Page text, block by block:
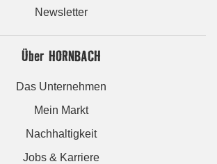
Newsletter
Über HORNBACH
Das Unternehmen
Mein Markt
Nachhaltigkeit
Jobs & Karriere